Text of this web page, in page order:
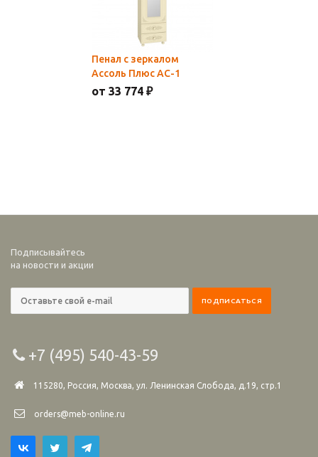
Пенал с зеркалом
Ассоль Плюс АС-1
от 33 774 ₽
Подписывайтесь
на новости и акции
+7 (495) 540-43-59
115280, Россия, Москва, ул. Ленинская Слобода, д.19, стр.1
orders@meb-online.ru